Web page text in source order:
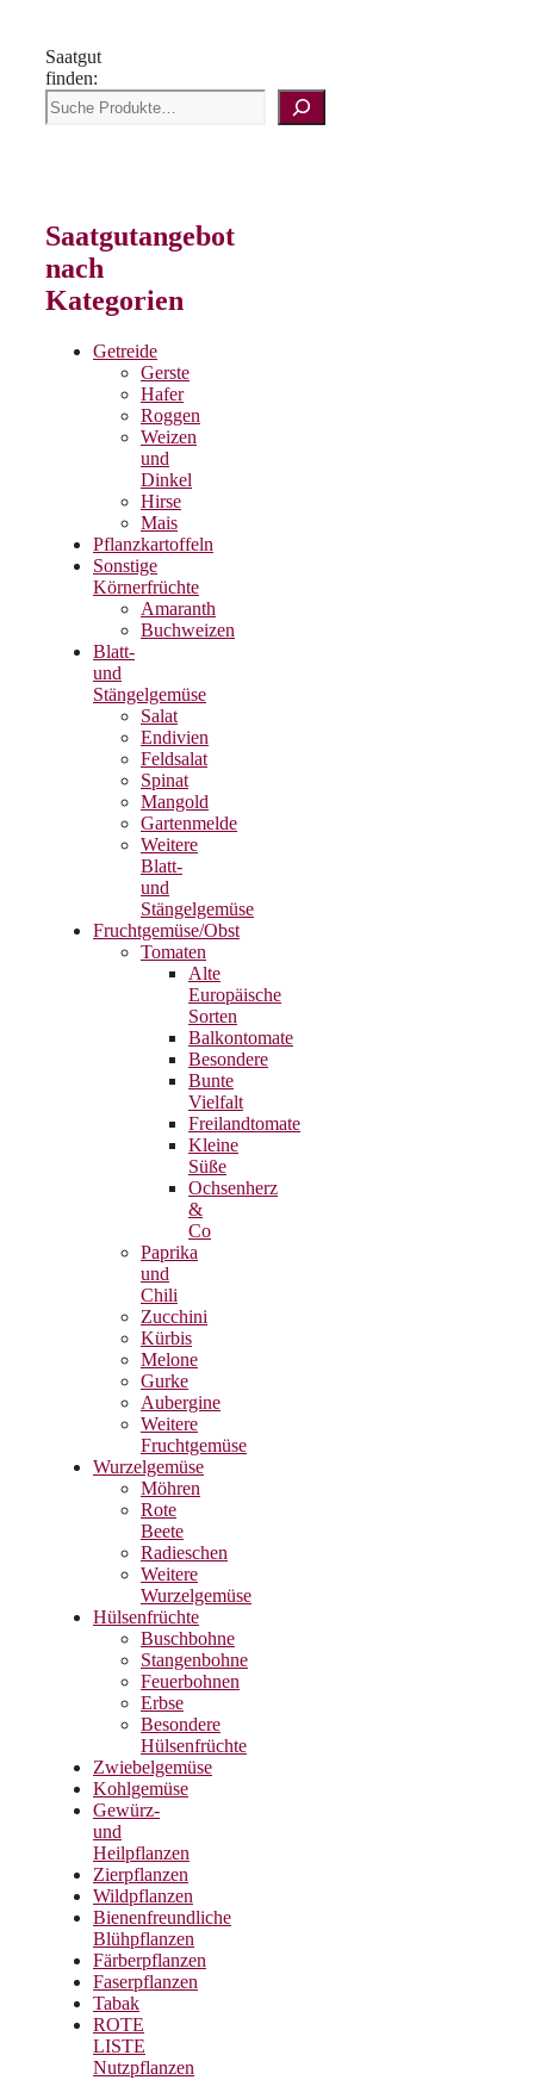
Saatgut
finden:
Saatgutangebot
nach
Kategorien
Getreide
Gerste
Hafer
Roggen
Weizen
und
Dinkel
Hirse
Mais
Pflanzkartoffeln
Sonstige
Körnerfrüchte
Amaranth
Buchweizen
Blatt-
und
Stängelgemüse
Salat
Endivien
Feldsalat
Spinat
Mangold
Gartenmelde
Weitere
Blatt-
und
Stängelgemüse
Fruchtgemüse/Obst
Tomaten
Alte
Europäische
Sorten
Balkontomate
Besondere
Bunte
Vielfalt
Freilandtomate
Kleine
Süße
Ochsenherz
&
Co
Paprika
und
Chili
Zucchini
Kürbis
Melone
Gurke
Aubergine
Weitere
Fruchtgemüse
Wurzelgemüse
Möhren
Rote
Beete
Radieschen
Weitere
Wurzelgemüse
Hülsenfrüchte
Buschbohne
Stangenbohne
Feuerbohnen
Erbse
Besondere
Hülsenfrüchte
Zwiebelgemüse
Kohlgemüse
Gewürz-
und
Heilpflanzen
Zierpflanzen
Wildpflanzen
Bienenfreundliche
Blühpflanzen
Färberpflanzen
Faserpflanzen
Tabak
ROTE
LISTE
Nutzpflanzen